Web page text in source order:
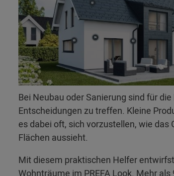
Bei Neubau oder Sanierung sind für
Entscheidungen zu treffen. Kleine
es dabei oft, sich vorzustellen, wie das
Flächen aussieht.
Mit diesem praktischen Helfer
Wohnträume im PREFA Look. Mehr als